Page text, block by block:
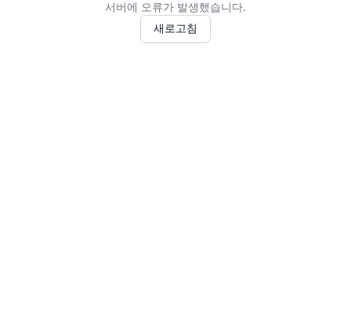
서버에 오류가 발생했습니다.
새로고침